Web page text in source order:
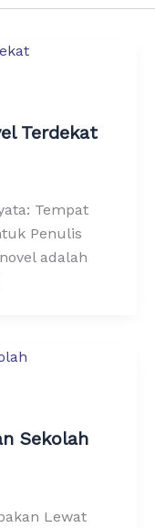
Terdekat
Tempat
Penulis
adalah
Sekolah
Lewat